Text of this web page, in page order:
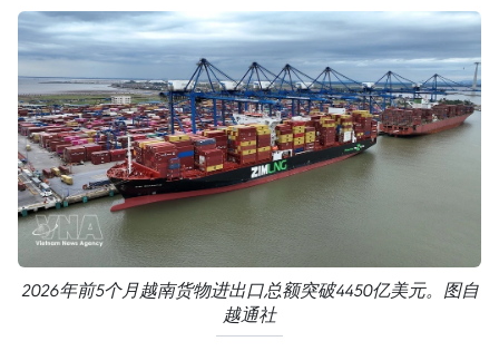
2026年前5个月越南货物进出口总额突破4450亿美元。图自
越通社